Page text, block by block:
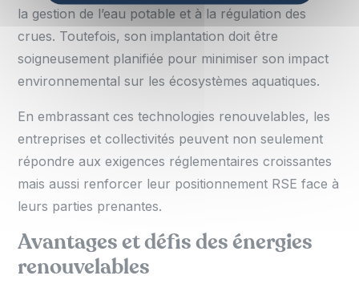
la gestion de l’eau potable et à la régulation des
crues. Toutefois, son implantation doit être
soigneusement planifiée pour minimiser son impact
environnemental sur les écosystèmes aquatiques.
En embrassant ces technologies renouvelables, les
entreprises et collectivités peuvent non seulement
répondre aux exigences réglementaires croissantes
mais aussi renforcer leur positionnement RSE face à
leurs parties prenantes.
Avantages et défis des énergies
renouvelables